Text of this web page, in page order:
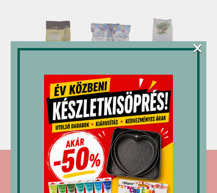
Mec3
Soft
ice
vanília
fagylaltpor
„19300”
9,323Ft
Tutti
Vanília
fagylaltpor
„2101101”
7,762Ft
PreGel
Sprintek
×